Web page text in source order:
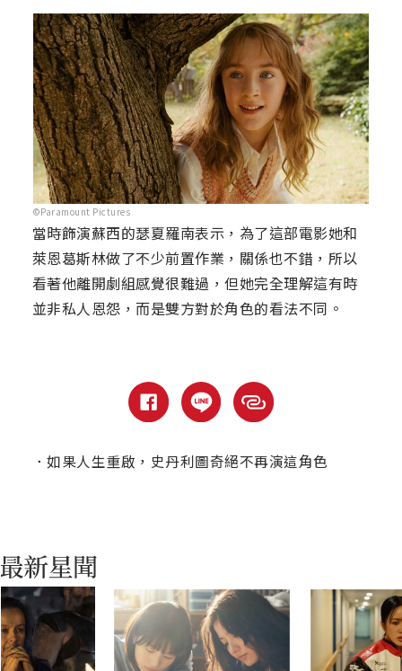
©Paramount Pictures
當時飾演蘇西的瑟夏羅南表示，為了這部電影她和
萊恩葛斯林做了不少前置作業，關係也不錯，所以
看著他離開劇組感覺很難過，但她完全理解這有時
並非私人恩怨，而是雙方對於角色的看法不同。
． 如果人生重啟，史丹利圖奇絕不再演這角色